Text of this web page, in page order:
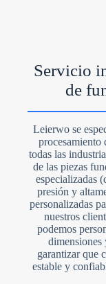
Servicio
de
Leierwo se
procesamiento
todas las
de las piezas
especializadas
presión y
personalizadas
nuestros
podemos
dimensiones
garantizar que
estable y